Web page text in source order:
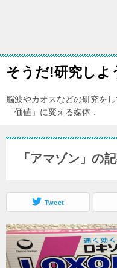
そうだ!研究しよ
脳波やカオスなどの研究を
「価値」に変える媒体．
「アマゾン」の
Tweet